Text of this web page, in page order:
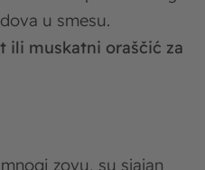
u smesu.
ili muskatni oraščić za
zovu, su sjajan